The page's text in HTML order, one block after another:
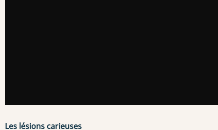
Les lésions carieuses